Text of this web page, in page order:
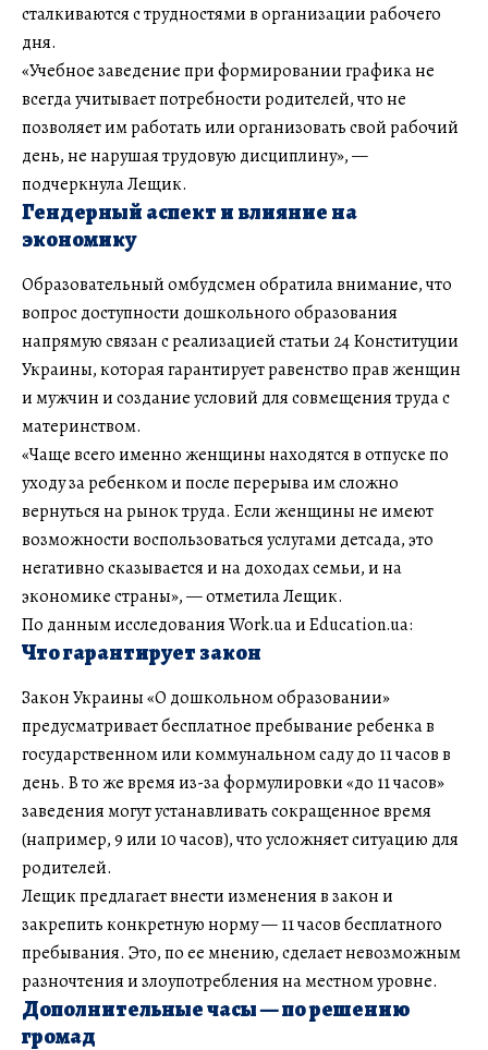
сталкиваются с трудностями в организации рабочего
дня.
«Учебное заведение при формировании графика не
всегда учитывает потребности родителей, что не
позволяет им работать или организовать свой рабочий
день, не нарушая трудовую дисциплину», —
подчеркнула Лещик.
Гендерный аспект и влияние на
экономику
Образовательный омбудсмен обратила внимание, что
вопрос доступности дошкольного образования
напрямую связан с реализацией статьи 24 Конституции
Украины, которая гарантирует равенство прав женщин
и мужчин и создание условий для совмещения труда с
материнством.
«Чаще всего именно женщины находятся в отпуске по
уходу за ребенком и после перерыва им сложно
вернуться на рынок труда. Если женщины не имеют
возможности воспользоваться услугами детсада, это
негативно сказывается и на доходах семьи, и на
экономике страны», — отметила Лещик.
По данным исследования Work.ua и Education.ua:
Что гарантирует закон
Закон Украины «О дошкольном образовании»
предусматривает бесплатное пребывание ребенка в
государственном или коммунальном саду до 11 часов в
день. В то же время из-за формулировки «до 11 часов»
заведения могут устанавливать сокращенное время
(например, 9 или 10 часов), что усложняет ситуацию для
родителей.
Лещик предлагает внести изменения в закон и
закрепить конкретную норму — 11 часов бесплатного
пребывания. Это, по ее мнению, сделает невозможным
разночтения и злоупотребления на местном уровне.
Дополнительные часы — по решению
громад